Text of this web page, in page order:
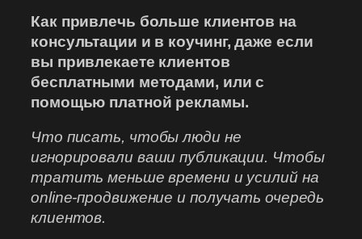
Как привлечь больше клиентов на
консультации и в коучинг, даже если
вы привлекаете клиентов
бесплатными методами, или с
помощью платной рекламы.
Что писать, чтобы люди не
игнорировали ваши публикации. Чтобы
тратить меньше времени и усилий на
online-продвижение и получать очередь
клиентов.